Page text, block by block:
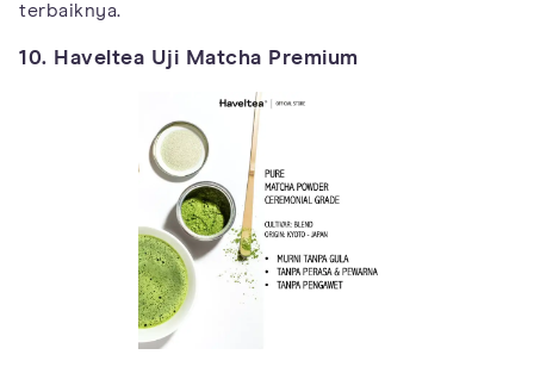
terbaiknya.
10. Haveltea Uji Matcha Premium